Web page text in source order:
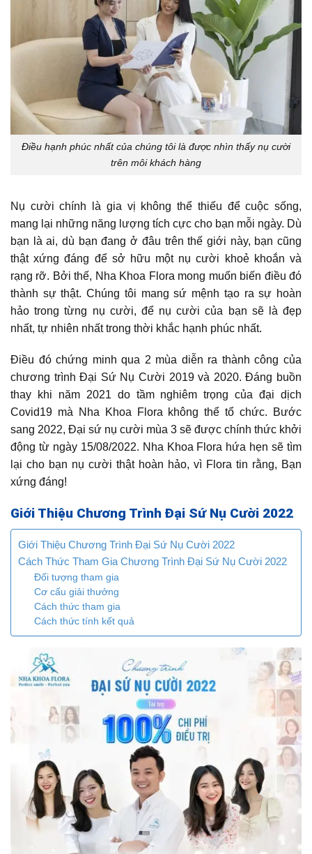
Điều hạnh phúc nhất của chúng tôi là được nhìn thấy nụ cười
trên môi khách hàng
Nụ cười chính là gia vị không thể thiếu để cuộc sống,
mang lại những năng lượng tích cực cho bạn mỗi ngày. Dù
bạn là ai, dù bạn đang ở đâu trên thế giới này, bạn cũng
thật xứng đáng để sở hữu một nụ cười khoẻ khoắn và
rạng rỡ. Bởi thế, Nha Khoa Flora mong muốn biến điều đó
thành sự thật. Chúng tôi mang sứ mệnh tạo ra sự hoàn
hảo trong từng nụ cười, để nụ cười của bạn sẽ là đẹp
nhất, tự nhiên nhất trong thời khắc hạnh phúc nhất.
Điều đó chứng minh qua 2 mùa diễn ra thành công của
chương trình Đại Sứ Nụ Cười 2019 và 2020. Đáng buồn
thay khi năm 2021 do tầm nghiêm trọng của đại dịch
Covid19 mà Nha Khoa Flora không thể tổ chức. Bước
sang 2022, Đại sứ nụ cười mùa 3 sẽ được chính thức khởi
động từ ngày 15/08/2022. Nha Khoa Flora hứa hẹn sẽ tìm
lại cho bạn nụ cười thật hoàn hảo, vì Flora tin rằng, Bạn
xứng đáng!
Giới Thiệu Chương Trình Đại Sứ Nụ Cười 2022
Giới Thiệu Chương Trình Đại Sứ Nụ Cười 2022
Cách Thức Tham Gia Chương Trình Đại Sứ Nụ Cười 2022
Đối tượng tham gia
Cơ cấu giải thưởng
Cách thức tham gia
Cách thức tính kết quả